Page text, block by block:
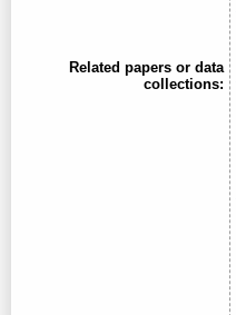
Related papers or data
collections: